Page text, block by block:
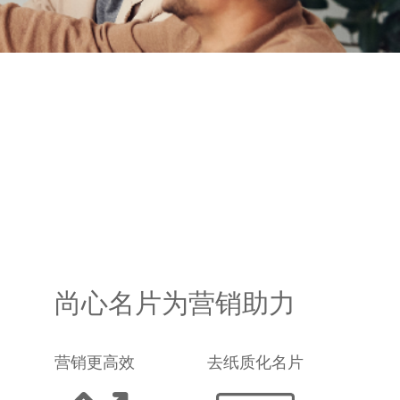
尚心名片为营销助力
营销更高效 去纸质化名片